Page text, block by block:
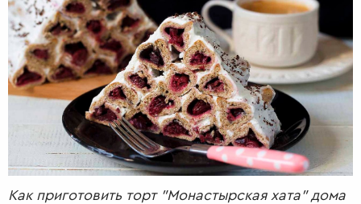
РАДІО КРАСА КІНО
LIFESTYLE FASHION ТРАДИЦІЇ
PETS
Как приготовить торт "Монастырская хата" дома